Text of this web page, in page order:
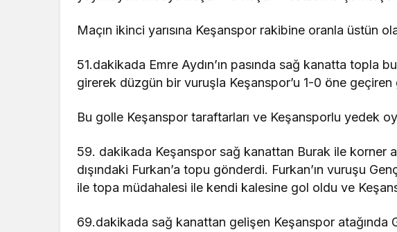
Maçın ikinci yarısına Keşanspor rakibine oranla üstün
51.dakikada Emre Aydın’ın pasında sağ kanatta topla
girerek düzgün bir vuruşla Keşanspor’u 1-0 öne
Bu golle Keşanspor taraftarları ve Keşansporlu yedek
59. dakikada Keşanspor sağ kanattan Burak ile korner
dışındaki Furkan’a topu gönderdi. Furkan’ın vuruşu
ile topa müdahalesi ile kendi kalesine gol oldu ve
69.dakikada sağ kanattan gelişen Keşanspor atağında